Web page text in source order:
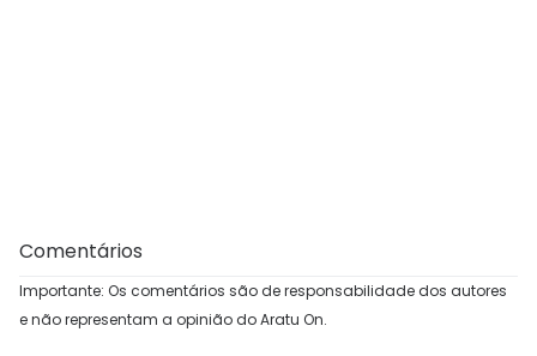
Comentários
Importante: Os comentários são de responsabilidade dos autores
e não representam a opinião do Aratu On.